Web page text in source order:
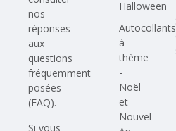
nos
réponses
aux
questions
fréquemment
posées
(FAQ).
Si vous
Halloween
Autocollants
à
thème
-
Noël
et
Nouvel